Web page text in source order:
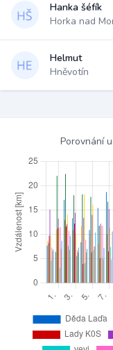
Hanka šéfík
Horka nad
Helmut
Hněvotín
Porovnání